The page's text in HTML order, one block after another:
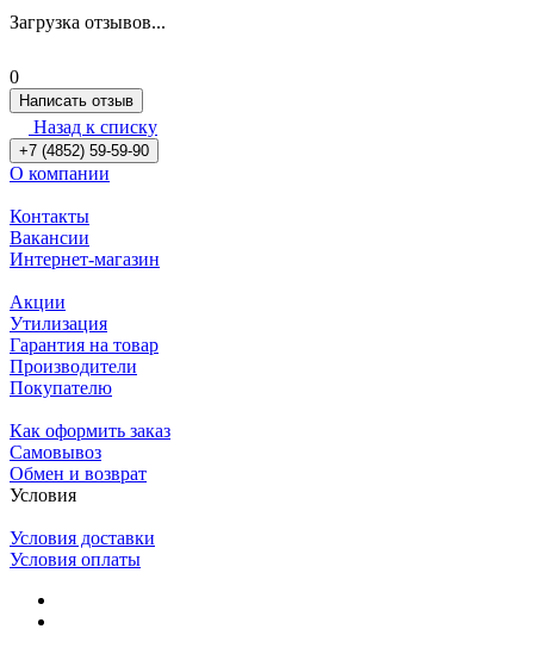
Загрузка отзывов...
0
Написать отзыв
Назад к списку
+7 (4852) 59-59-90
О компании
Контакты
Вакансии
Интернет-магазин
Акции
Утилизация
Гарантия на товар
Производители
Покупателю
Как оформить заказ
Самовывоз
Обмен и возврат
Условия
Условия доставки
Условия оплаты